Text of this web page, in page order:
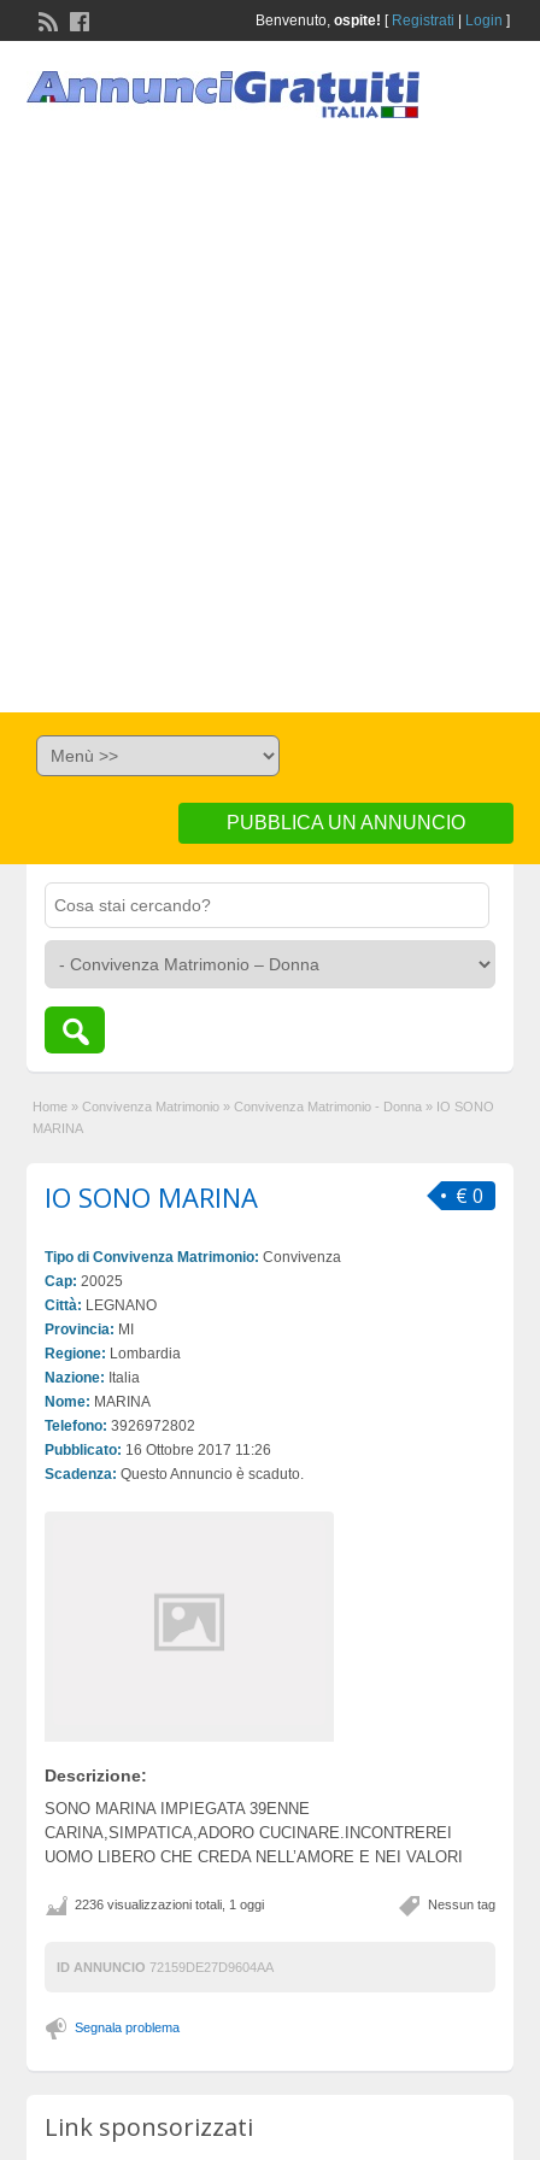
Benvenuto, ospite! [ Registrati Login ]
PUBBLICA UN ANNUNCIO
Home » Convivenza Matrimonio » Convivenza Matrimonio - Donna » IO SONO
MARINA
€ 0
IO SONO MARINA
Tipo di Convivenza Matrimonio: Convivenza
Cap: 20025
Città: LEGNANO
Provincia: MI
Regione: Lombardia
Nazione: Italia
Nome: MARINA
Telefono: 3926972802
Pubblicato: 16 Ottobre 2017 11:26
Scadenza: Questo Annuncio è scaduto.
Descrizione:
SONO MARINA IMPIEGATA 39ENNE
CARINA,SIMPATICA,ADORO CUCINARE.INCONTREREI
UOMO LIBERO CHE CREDA NELL’AMORE E NEI VALORI
Nessun tag
2236 visualizzazioni totali, 1 oggi
ID ANNUNCIO 72159DE27D9604AA
Segnala problema
Link sponsorizzati